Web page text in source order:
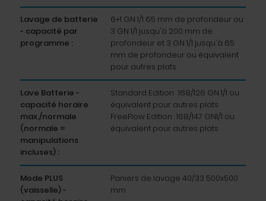
Lavage de batterie
- capacité par
programme :
6+1 GN 1/1 65 mm de profondeur ou
3 GN 1/1 jusqu'à 200 mm de
profondeur et 3 GN 1/1 jusqu'à 65
mm de profondeur ou équivalent
pour autres plats.
Lave Batterie -
capacité horaire
max./normale
(normale =
manipulations
incluses) :
Standard Edition : 168/126 GN 1/1 ou
équivalent pour autres plats
FreeFlow Edition : 168/147 GN1/1 ou
équivalent pour autres plats
Mode PLUS
(vaisselle) -
Paniers de lavage 40/33 500x500
mm